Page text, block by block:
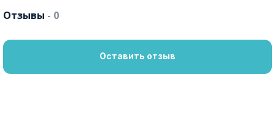
Отзывы - 0
Оставить отзыв